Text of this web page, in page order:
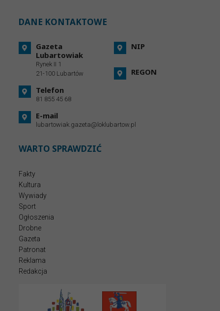
DANE KONTAKTOWE
Gazeta
Lubartowiak
Rynek II 1
21-100 Lubartów
Telefon
81 855 45 68
E-mail
lubartowiak.gazeta@loklubartow.pl
NIP
REGON
WARTO SPRAWDZIĆ
Fakty
Kultura
Wywiady
Sport
Ogłoszenia
Drobne
Gazeta
Patronat
Reklama
Redakcja